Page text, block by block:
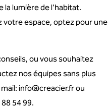
lumière de l’habitat.
votre espace, optez pour une
ou vous souhaitez
nos équipes sans plus
info@creacier.fr ou
54 99.